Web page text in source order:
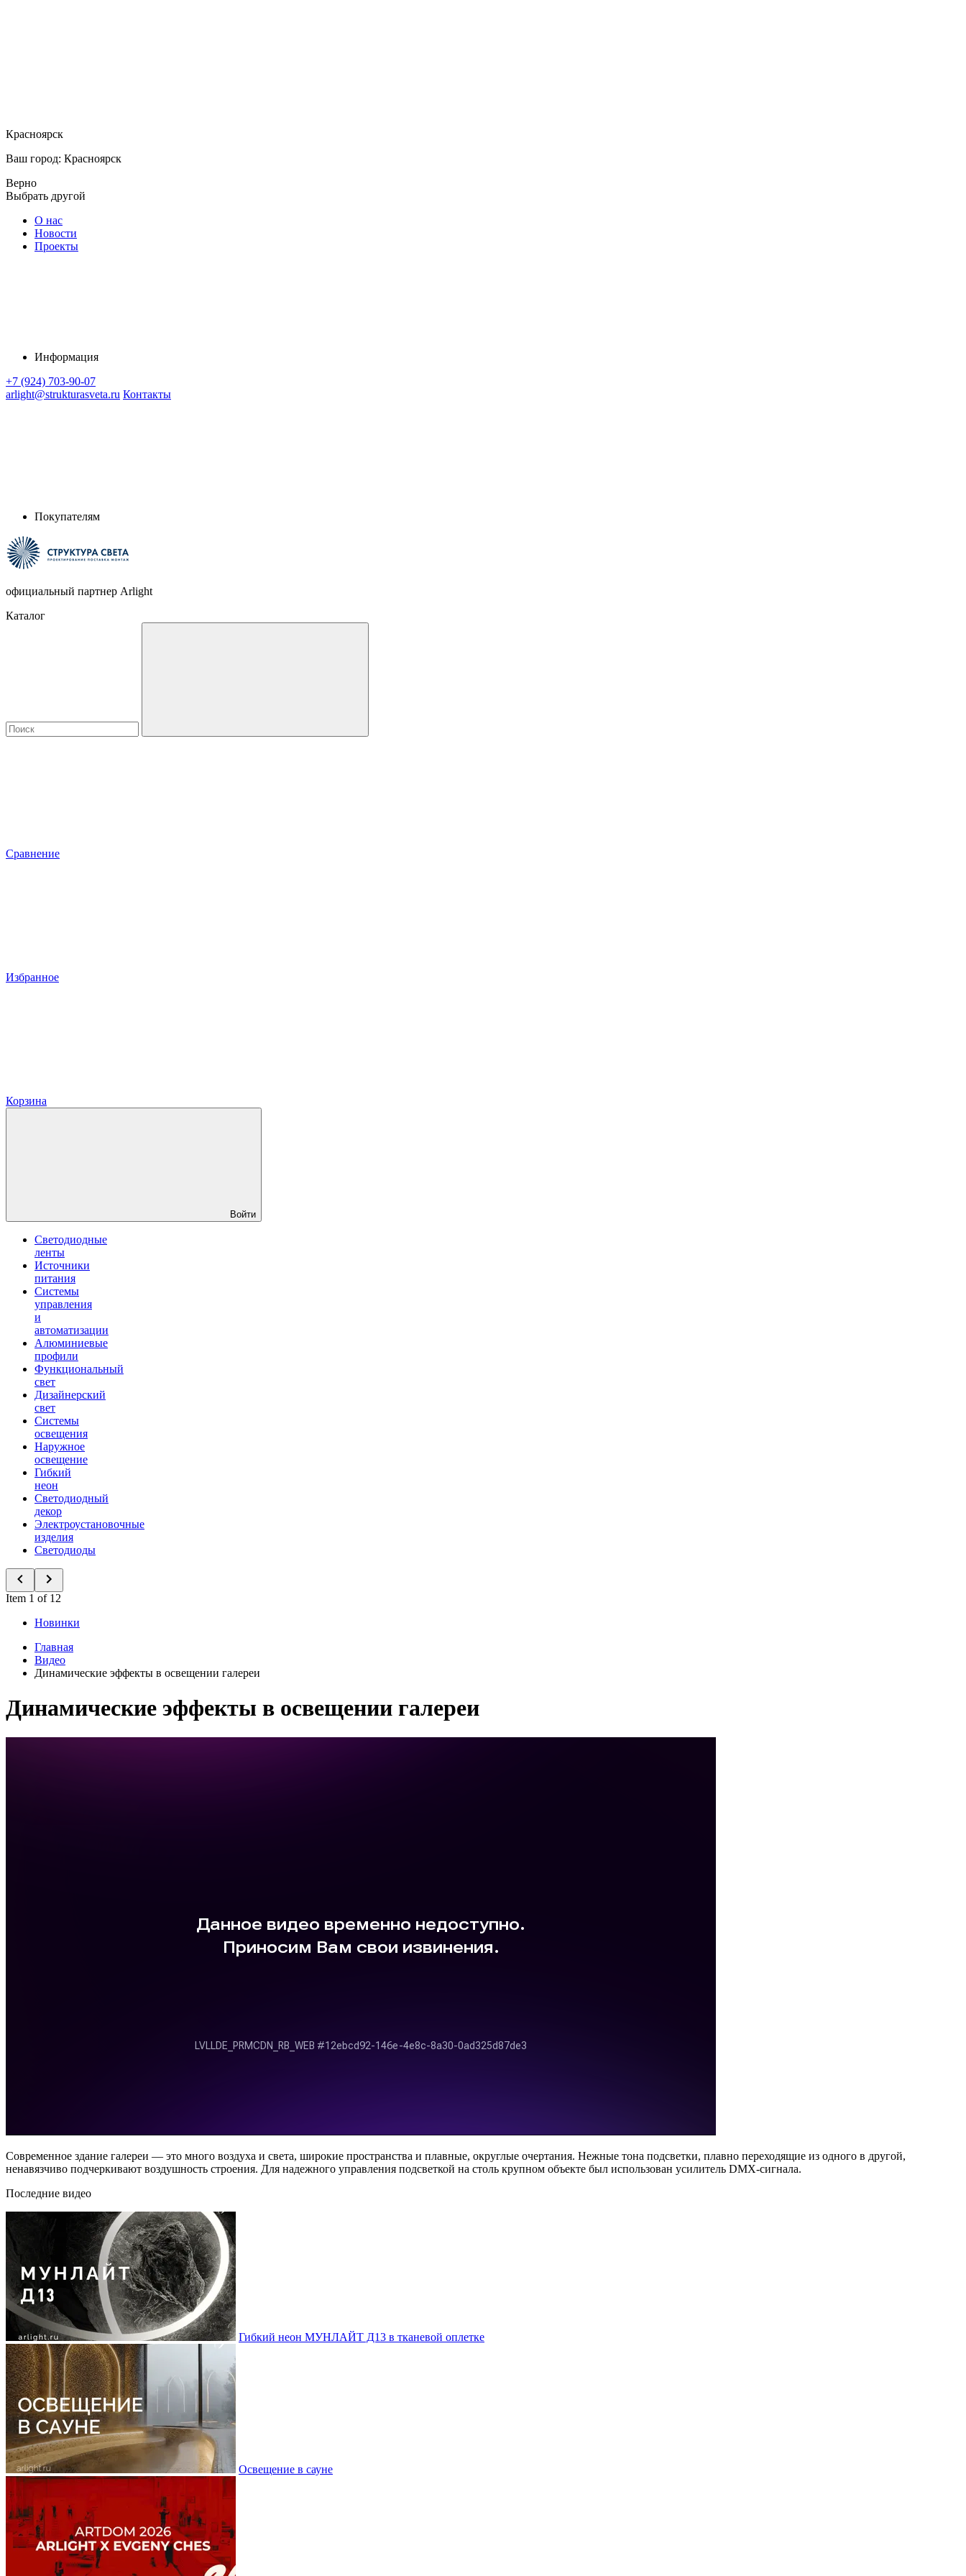
Красноярск
Ваш город: Красноярск
Верно
Выбрать другой
О нас
Новости
Проекты
Информация
+7 (924) 703-90-07
arlight@strukturasveta.ru Контакты
Покупателям
официальный партнер Arlight
Каталог
Сравнение
Избранное
Корзина
Войти
Светодиодные
ленты
Источники
питания
Системы
управления
и
автоматизации
Алюминиевые
профили
Функциональный
свет
Дизайнерский
свет
Системы
освещения
Наружное
освещение
Гибкий
неон
Светодиодный
декор
Электроустановочные
изделия
Светодиоды
Item 1 of 12
Новинки
Главная
Видео
Динамические эффекты в освещении галереи
Динамические эффекты в освещении галереи
Современное здание галереи — это много воздуха и света, широкие пространства и плавные, округлые очертания. Нежные тона подсветки, плавно переходящие из одного в другой,
ненавязчиво подчеркивают воздушность строения. Для надежного управления подсветкой на столь крупном объекте был использован усилитель DMX-сигнала.
Последние видео
Гибкий неон МУНЛАЙТ Д13 в тканевой оплетке
Освещение в сауне